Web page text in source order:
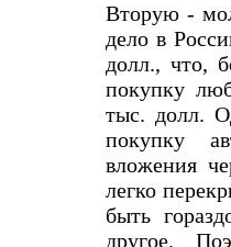
Вторую -
дело в
долл., что,
покупку
тыс. долл.
покупку
вложения
легко
быть
другое.